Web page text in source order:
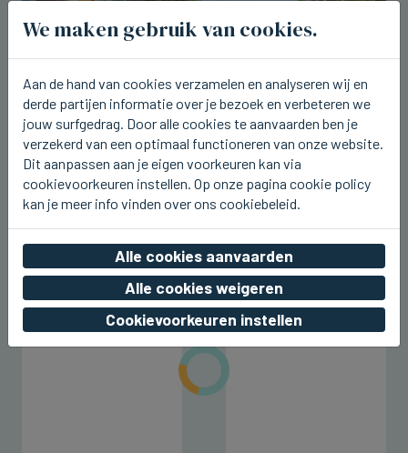
ICHTEGEM
U2.be op de planken bij Ceciliafeeste
in Ichtegem
vr 07 augustus 2026, 22:42
We maken gebruik van cookies.
Aan de hand van cookies verzamelen en analyseren wij en
derde partijen informatie over je bezoek en verbeteren we
jouw surfgedrag. Door alle cookies te aanvaarden ben je
verzekerd van een optimaal functioneren van onze website.
Dit aanpassen aan je eigen voorkeuren kan via
cookievoorkeuren instellen. Op onze pagina cookie policy
kan je meer info vinden over ons cookiebeleid.
Alle cookies aanvaarden
Alle cookies weigeren
Cookievoorkeuren instellen